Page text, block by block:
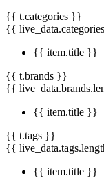
{{ t.categories }}
{{
{{ item.title }}
{{ t.brands }}
{{
{{ item.title }}
{{ t.tags }}
{{
{{ item.title }}